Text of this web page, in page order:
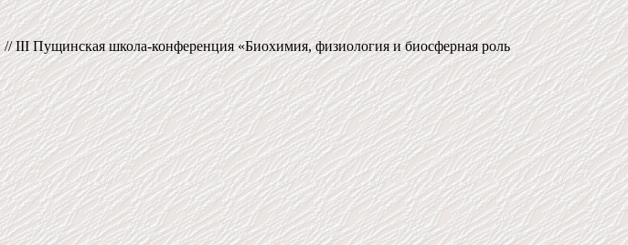
III Пущинская школа-конференция «Биохимия, физиология и биосферная роль